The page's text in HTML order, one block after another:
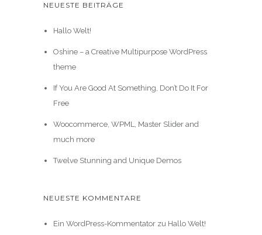
NEUESTE BEITRÄGE
Hallo Welt!
Oshine – a Creative Multipurpose WordPress
theme
If You Are Good At Something, Don’t Do It For
Free
Woocommerce, WPML, Master Slider and
much more
Twelve Stunning and Unique Demos
NEUESTE KOMMENTARE
Ein WordPress-Kommentatorzu Hallo Welt!